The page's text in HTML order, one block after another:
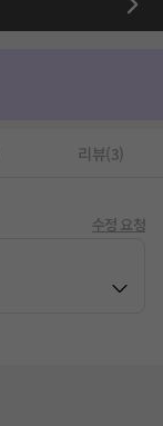
리뷰(3)
수정 요청